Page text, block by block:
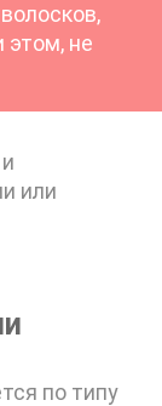
этом, не
или
по типу